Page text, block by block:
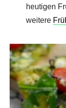
heutigen
weitere